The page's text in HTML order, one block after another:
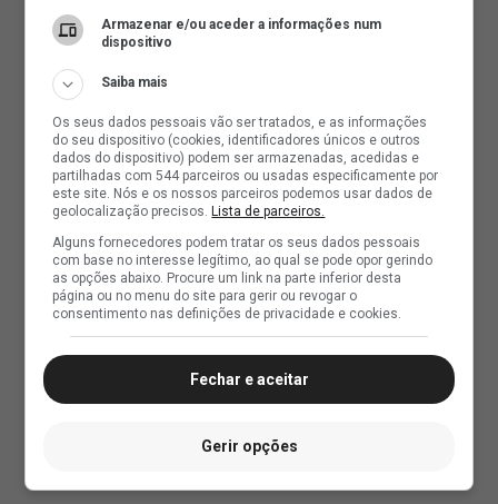
Armazenar e/ou aceder a informações num
dispositivo
Saiba mais
Os seus dados pessoais vão ser tratados, e as informações
do seu dispositivo (cookies, identificadores únicos e outros
dados do dispositivo) podem ser armazenadas, acedidas e
partilhadas com 544 parceiros ou usadas especificamente por
este site. Nós e os nossos parceiros podemos usar dados de
geolocalização precisos.Lista de parceiros.
Alguns fornecedores podem tratar os seus dados pessoais
com base no interesse legítimo, ao qual se pode opor gerindo
as opções abaixo. Procure um link na parte inferior desta
página ou no menu do site para gerir ou revogar o
consentimento nas definições de privacidade e cookies.
Fechar e aceitar
Gerir opções